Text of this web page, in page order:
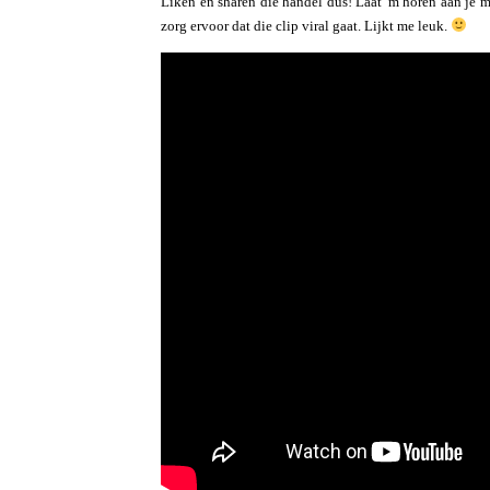
zorg ervoor dat die clip viral gaat. Lijkt me leuk.